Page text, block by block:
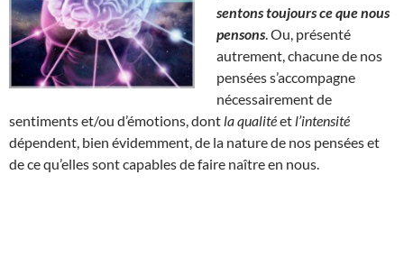
sentons toujours ce que nous
pensons . Ou, présenté
autrement, chacune de nos
pensées s’accompagne
nécessairement de
sentiments et/ou d’émotions, dont la qualitéet l’intensité
dépendent, bien évidemment, de la nature de nos pensées et
de ce qu’elles sont capables de faire naître en nous.